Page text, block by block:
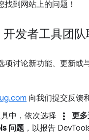
找到网站上的问题！
发者工具团队
项讨论新功能、更新或
向我们提交反馈
中，依次选择
more_vert 更
问题 ，以报告